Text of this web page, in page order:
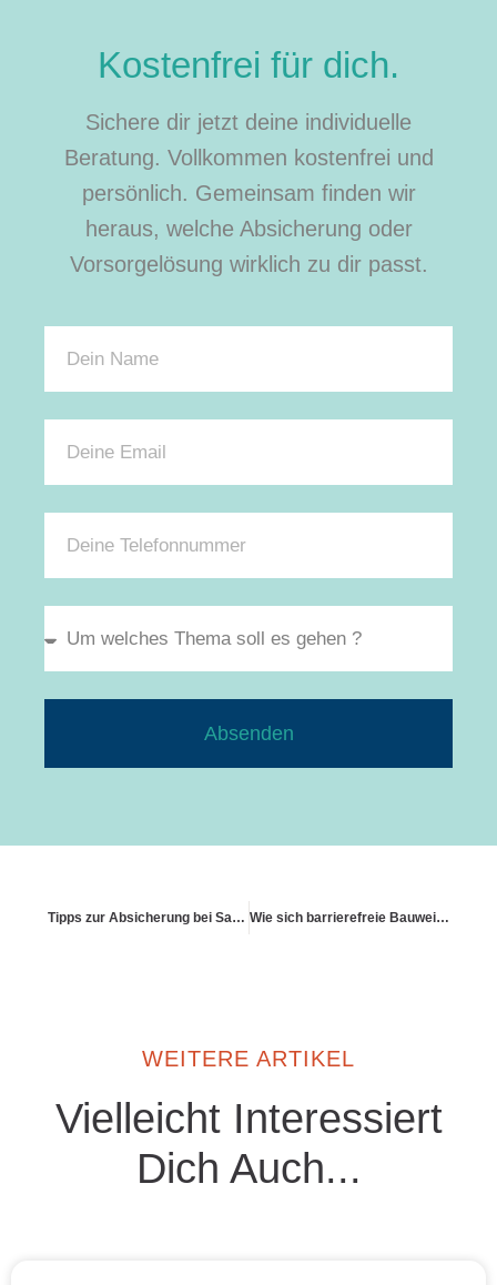
Kostenfrei für dich.
Sichere dir jetzt deine individuelle
Beratung. Vollkommen kostenfrei und
persönlich. Gemeinsam finden wir
heraus, welche Absicherung oder
Vorsorgelösung wirklich zu dir passt.
Absenden
Tipps zur Absicherung bei Sanierungen Wie sich barrierefreie Bauweise auf den Gebäudeschutz auswirkt
WEITERE ARTIKEL
Vielleicht Interessiert
Dich Auch...